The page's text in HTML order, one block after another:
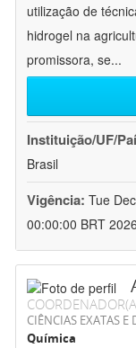
utilização de
hidrogel na
promissora, se...
Instituição/UF/
Brasil
Vigência: Tue
00:00:00 BRT 2026
CIÊNCIAS EXATAS E
Química